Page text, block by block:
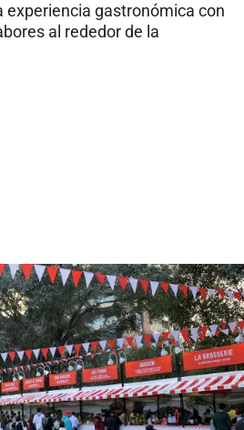
experiencia gastronómica con
al rededor de la